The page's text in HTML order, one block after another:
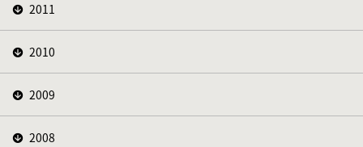
2011
2010
2009
2008